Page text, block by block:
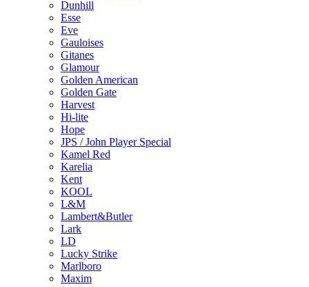
Dunhill
Esse
Eve
Gauloises
Gitanes
Glamour
Golden American
Golden Gate
Harvest
Hi-lite
Hope
JPS / John Player Special
Kamel Red
Karelia
Kent
KOOL
L&M
Lambert&Butler
Lark
LD
Lucky Strike
Marlboro
Maxim